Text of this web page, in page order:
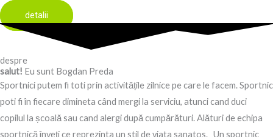
detalii
despre
salut! Eu sunt Bogdan Preda
Sportnici putem fi toti prin activitățile zilnice pe care le facem. Sportnic
poti fi în fiecare dimineta când mergi la serviciu, atunci cand duci
copilul la școală sau cand alergi după cumpărături. Alături de echipa
sportnică înveți ce reprezinta un stil de viata sanatos. Un sportnic